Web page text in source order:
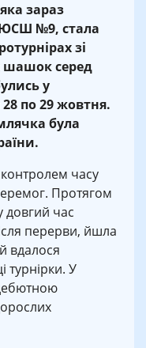
зараз
№9, стала
зі
шашок серед
у
по 29 жовтня.
була
часу
Протягом
довгий час
перерви, йшла
вдалося
турнірки. У